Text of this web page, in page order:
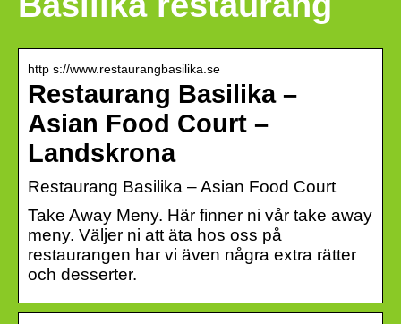
http s://www.restaurangbasilika.se
Restaurang Basilika –
Asian Food Court –
Landskrona
Restaurang Basilika – Asian Food Court
Take Away Meny. Här finner ni vår take away
meny. Väljer ni att äta hos oss på
restaurangen har vi även några extra rätter
och desserter.